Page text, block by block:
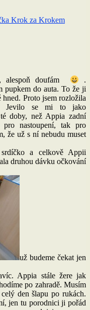
Krok za Krokem
alespoň doufám
.
pupkem do auta. To že ji
Proto jsem rozložila
Jevilo se mi to jako
doby, než Appia zadní
nastoupení, tak pro
že už s ní nebudu muset
a celkově Appii
druhou dávku očkování
už budeme čekat jen
Appia stále žere jak
po zahradě. Musím
den šlapu po rukách.
jen tu porodnici ji pořád